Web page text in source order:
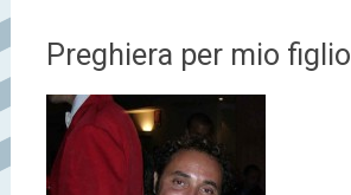
Preghiera per mio figlio